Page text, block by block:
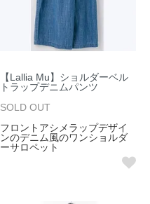
【Lallia Mu】ショルダーベル
トラップデニムパンツ
SOLD OUT
フロントアシメラップデザイ
ンのデニム風のワンショルダ
ーサロペット